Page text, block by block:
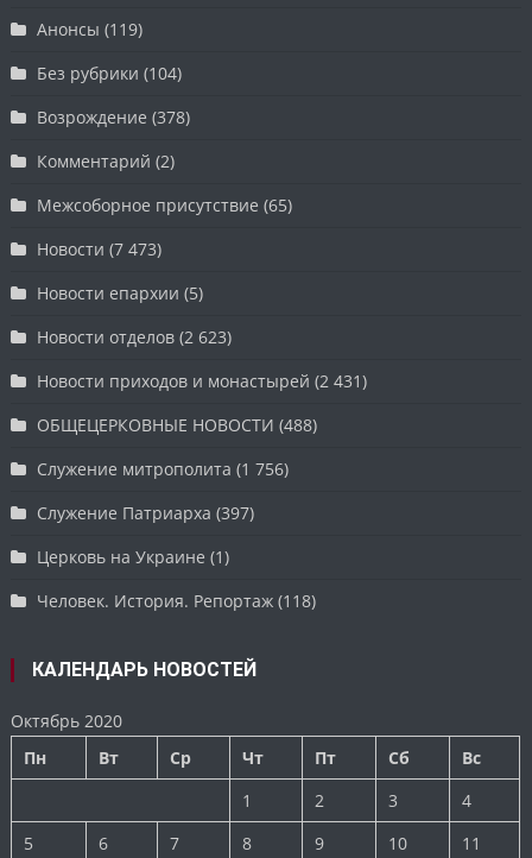
Анонсы (119)
Без рубрики (104)
Возрождение (378)
Комментарий (2)
Межсоборное присутствие (65)
Новости (7 473)
Новости епархии (5)
Новости отделов (2 623)
Новости приходов и монастырей (2 431)
ОБЩЕЦЕРКОВНЫЕ НОВОСТИ (488)
Служение митрополита (1 756)
Служение Патриарха (397)
Церковь на Украине (1)
Человек. История. Репортаж (118)
КАЛЕНДАРЬ НОВОСТЕЙ
Октябрь 2020
Пн
Вт Ср Чт Пт Сб
Вс
1
2 3
4
5
6 7 8 9 10 11